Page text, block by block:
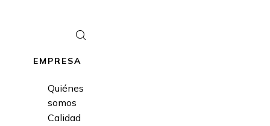
EMPRESA
Quiénes
somos
Calidad